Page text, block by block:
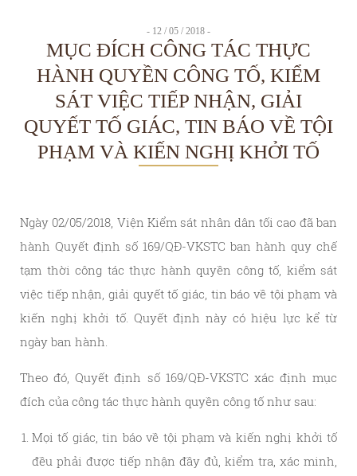
- 12 / 05 / 2018 -
MỤC ĐÍCH CÔNG TÁC THỰC
HÀNH QUYỀN CÔNG TỐ, KIỂM
SÁT VIỆC TIẾP NHẬN, GIẢI
QUYẾT TỐ GIÁC, TIN BÁO VỀ TỘI
PHẠM VÀ KIẾN NGHỊ KHỞI TỐ
Ngày 02/05/2018, Viện Kiểm sát nhân dân tối cao đã ban
hành Quyết định số 169/QĐ-VKSTC ban hành quy chế
tạm thời công tác thực hành quyền công tố, kiểm sát
việc tiếp nhận, giải quyết tố giác, tin báo về tội phạm và
kiến nghị khởi tố. Quyết định này có hiệu lực kể từ
ngày ban hành.
Theo đó, Quyết định số 169/QĐ-VKSTC xác định mục
đích của công tác thực hành quyền công tố như sau:
Mọi tố giác, tin báo về tội phạm và kiến nghị khởi tố
đều phải được tiếp nhận đầy đủ, kiểm tra, xác minh,